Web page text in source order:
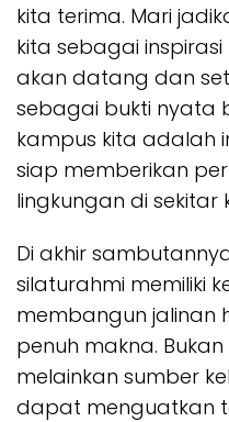
kita terima. Mari
kita sebagai
akan datang dan
sebagai bukti nyata
kampus kita adalah
siap memberikan
lingkungan di sekitar
Di akhir
silaturahmi memiliki
membangun jalinan
penuh makna.
melainkan sumber
dapat menguatkan